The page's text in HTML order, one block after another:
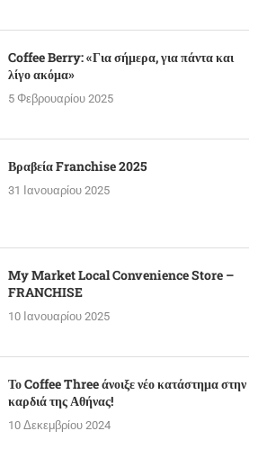
Coffee Berry: «Για σήμερα, για πάντα και
λίγο ακόμα»
5 Φεβρουαρίου 2025
Βραβεία Franchise 2025
31 Ιανουαρίου 2025
My Market Local Convenience Store –
FRANCHISE
10 Ιανουαρίου 2025
Το Coffee Three άνοιξε νέο κατάστημα στην
καρδιά της Αθήνας!
10 Δεκεμβρίου 2024